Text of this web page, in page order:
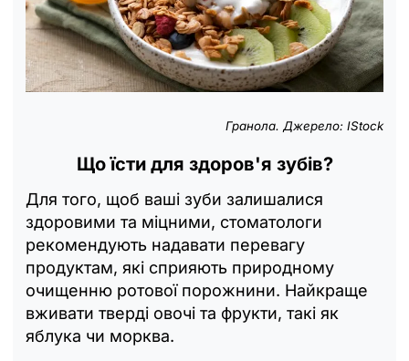
Гранола. Джерело: IStock
Що їсти для здоров'я зубів?
Для того, щоб ваші зуби залишалися
здоровими та міцними, стоматологи
рекомендують надавати перевагу
продуктам, які сприяють природному
очищенню ротової порожнини. Найкраще
вживати тверді овочі та фрукти, такі як
яблука чи морква.